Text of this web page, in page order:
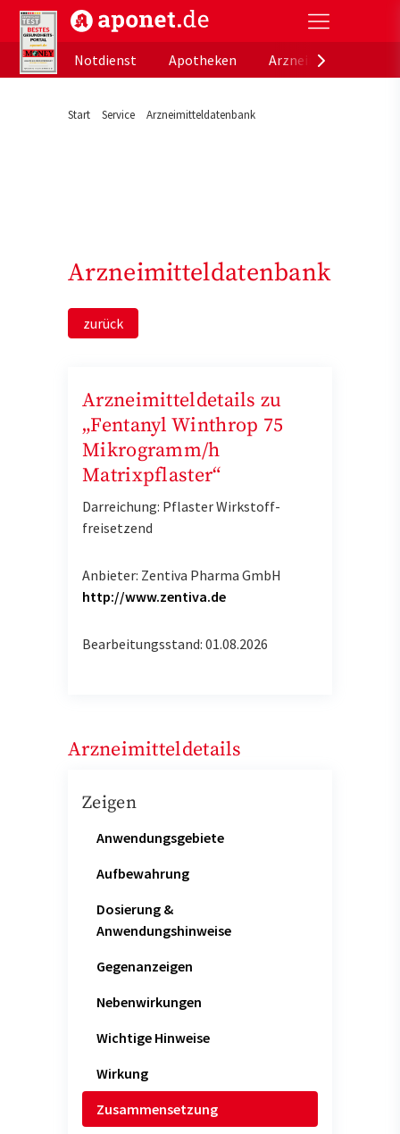
aponet.de - Das offizielle Gesundheitsportal der
Notdienst
Apotheken
Start Service Arzneimitteldatenbank
Arzneimitteldatenbank
zurück
Arzneimitteldetails zu
„Fentanyl Winthrop 75
Mikrogramm/h
Matrixpflaster“
Darreichung: Pflaster Wirkstoff-
freisetzend
Anbieter: Zentiva Pharma GmbH
http://www.zentiva.de
Bearbeitungsstand: 01.08.2026
Arzneimitteldetails
Zeigen
Anwendungsgebiete
Aufbewahrung
Dosierung &
Anwendungshinweise
Gegenanzeigen
Nebenwirkungen
Wichtige Hinweise
Wirkung
Zusammensetzung